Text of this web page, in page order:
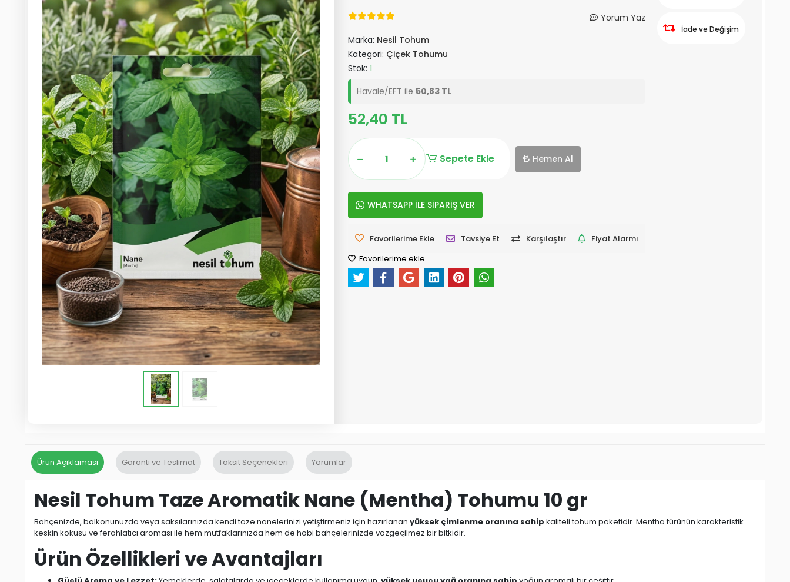
Yorum Yaz
Marka: Nesil Tohum
Kategori: Çiçek Tohumu
Stok: 1
Havale/EFT ile 50,83 TL
52,40 TL
Sepete Ekle Hemen Al
WHATSAPP İLE SİPARİŞ VER
Favorilerime Ekle Tavsiye Et Karşılaştır
Fiyat Alarmı
Favorilerime ekle
İade ve Değişim
Ürün Açıklaması Garanti ve Teslimat Taksit Seçenekleri Yorumlar
Nesil Tohum Taze Aromatik Nane (Mentha) Tohumu 10 gr
Bahçenizde, balkonunuzda veya saksılarınızda kendi taze nanelerinizi yetiştirmeniz için hazırlanan yüksek çimlenme oranına sahip kaliteli tohum paketidir. Mentha türünün karakteristik
keskin kokusu ve ferahlatıcı aroması ile hem mutfaklarınızda hem de hobi bahçelerinizde vazgeçilmez bir bitkidir.
Ürün Özellikleri ve Avantajları